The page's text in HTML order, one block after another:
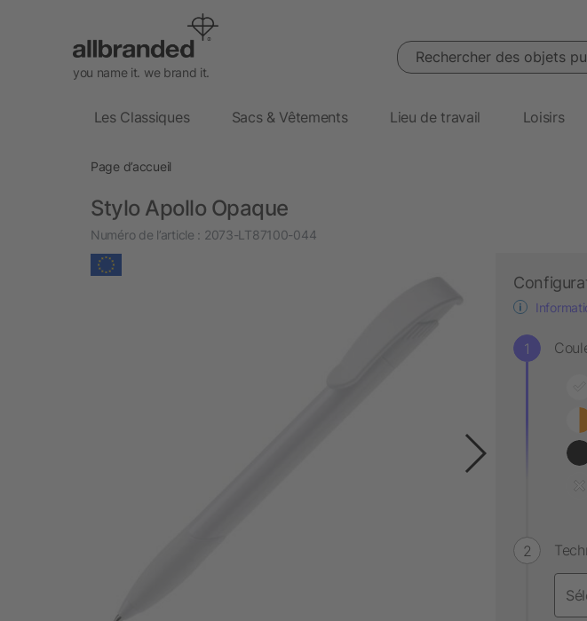
you name it. we brand it.
Rechercher des objets
Les Classiques Sacs & Vêtements Lieu de travail Loisirs
Page d’accueil
Stylo Apollo Opaque
Numéro de l’article : 2073-LT87100-044